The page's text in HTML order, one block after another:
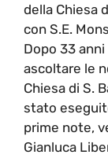
della Chiesa
con S.E.
Dopo 33
ascoltare le
Chiesa di S.
stato
prime note,
Gianluca